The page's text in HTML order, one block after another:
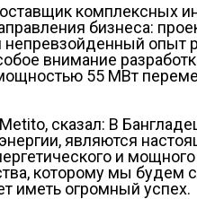
комплексных
бизнеса:
опыт
внимание
55 МВт
сказал: В
являются
и
которому мы
иметь огромный успех.